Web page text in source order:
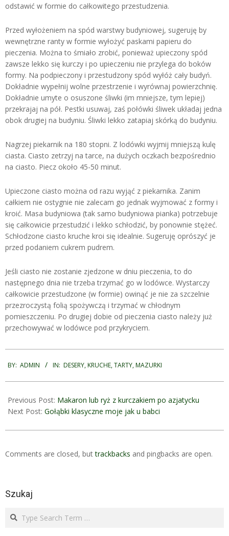
odstawić w formie do całkowitego przestudzenia.
Przed wyłożeniem na spód warstwy budyniowej, sugeruję by
wewnętrzne ranty w formie wyłożyć paskami papieru do
pieczenia. Można to śmiało zrobić, ponieważ upieczony spód
zawsze lekko się kurczy i po upieczeniu nie przylega do boków
formy. Na podpieczony i przestudzony spód wyłóż cały budyń.
Dokładnie wypełnij wolne przestrzenie i wyrównaj powierzchnię.
Dokładnie umyte o osuszone śliwki (im mniejsze, tym lepiej)
przekrajaj na pół. Pestki usuwaj, zaś połówki śliwek układaj jedna
obok drugiej na budyniu. Śliwki lekko zatapiaj skórką do budyniu.
Nagrzej piekarnik na 180 stopni. Z lodówki wyjmij mniejszą kulę
ciasta. Ciasto zetrzyj na tarce, na dużych oczkach bezpośrednio
na ciasto. Piecz około 45-50 minut.
Upieczone ciasto można od razu wyjąć z piekarnika. Zanim
całkiem nie ostygnie nie zalecam go jednak wyjmować z formy i
kroić. Masa budyniowa (tak samo budyniowa pianka) potrzebuje
się całkowicie przestudzić i lekko schłodzić, by ponownie stężeć.
Schłodzone ciasto kruche kroi się idealnie. Sugeruję oprószyć je
przed podaniem cukrem pudrem.
Jeśli ciasto nie zostanie zjedzone w dniu pieczenia, to do
następnego dnia nie trzeba trzymać go w lodówce. Wystarczy
całkowicie przestudzone (w formie) owinąć je nie za szczelnie
przezroczystą folią spożywczą i trzymać w chłodnym
pomieszczeniu. Po drugiej dobie od pieczenia ciasto należy już
przechowywać w lodówce pod przykryciem.
10-
BY: ADMIN IN: DESERY,KRUCHE, TARTY, MAZURKI
Previous Post: Makaron lub ryż z kurczakiem po azjatycku
Next Post: Gołąbki klasyczne moje jak u babci
Comments are closed, buttrackbacks and pingbacks are open.
Szukaj
Search